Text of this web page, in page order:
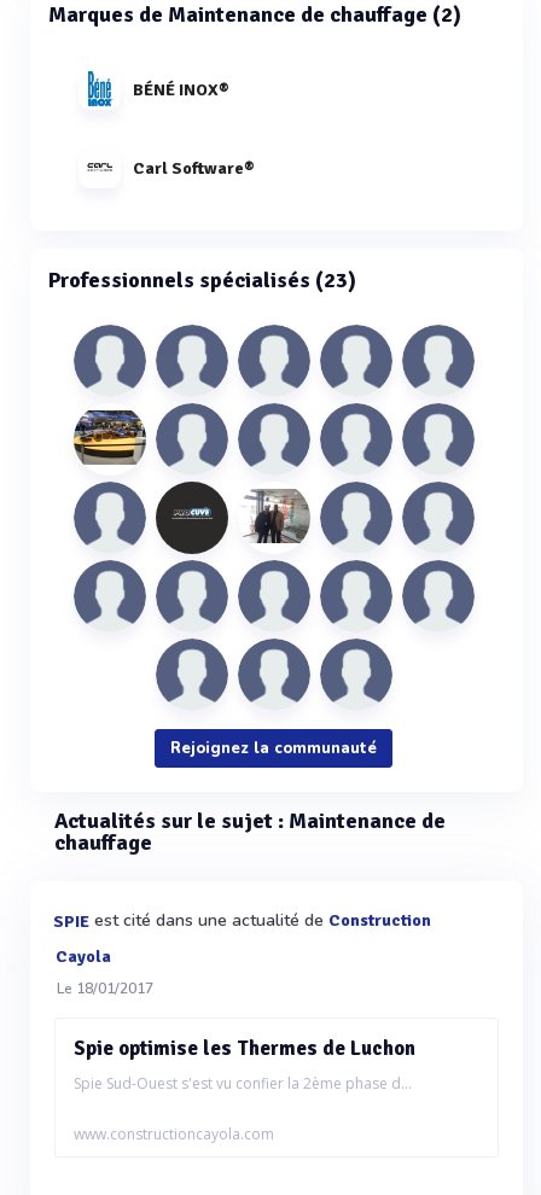
Marques de Maintenance de chauffage (2)
BÉNÉ INOX®
Carl Software®
Professionnels spécialisés (23)
Rejoignez la communauté
Actualités sur le sujet : Maintenance de
chauffage
SPIE est cité dans une actualité de Construction
Cayola
Le 18/01/2017
Spie optimise les Thermes de Luchon
Spie Sud-Ouest s'est vu confier la 2ème phase d...
www.constructioncayola.com